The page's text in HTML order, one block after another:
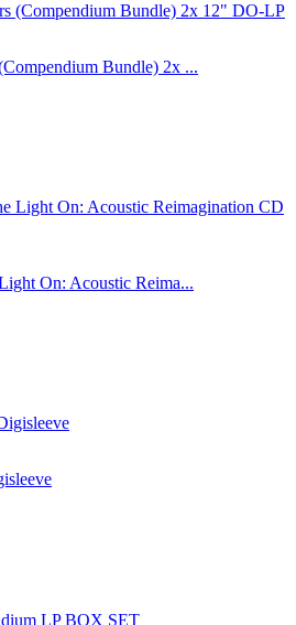
Bundle) 2x ...
On: Acoustic Reima...